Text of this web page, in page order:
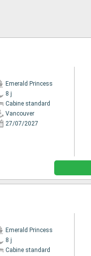
Emerald Princess
8 j
Cabine standard
Vancouver
27/07/2027
Emerald Princess
8 j
Cabine standard